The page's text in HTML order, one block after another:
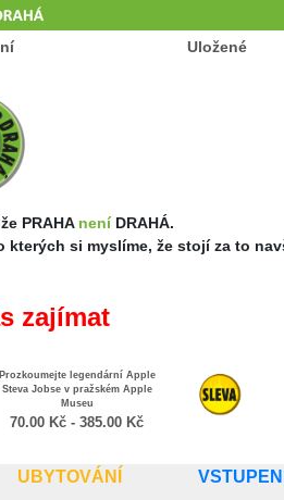
Uložené
PRAHA neníDRAHÁ.
kterých si myslíme, že stojí za to
zajímat
Apartmány se 2 ložnicemi v
centru Prahy
Kč 1,500.00
UBYTOVÁNÍ